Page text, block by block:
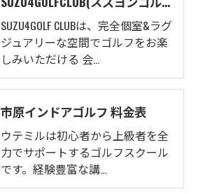
SUZU4GOLF CLUBは、完全個室&ラグ
ジュアリーな空間でゴルフをお楽
しみいただける 会…
市原インドアゴルフ 料金表
ウテミルは初心者から上級者を全
力でサポートするゴルフスクール
です。経験豊富な講…